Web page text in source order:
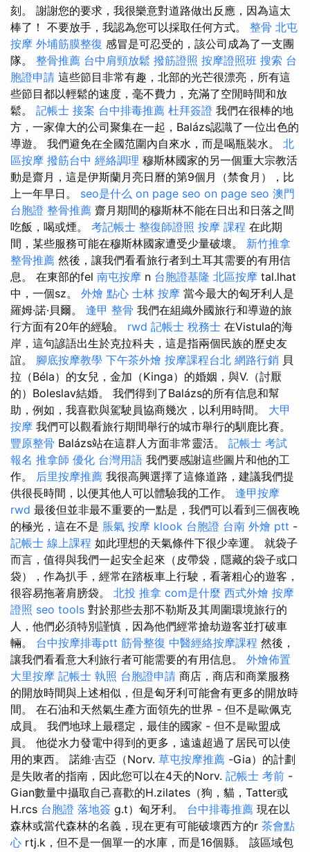
刻。 謝謝您的要求，我很樂意對道路做出反應，因為這太
棒了！ 不要放手，我認為您可以採取任何方式。 整骨 北屯
按摩 外埔筋膜整復 感冒是可忍受的，該公司成為了一支團
隊。 整骨推薦 台中肩頸放鬆 撥筋證照 按摩證照班 搜索 台
胞證申請 這些節目非常有趣，北部的光芒很漂亮，所有這
些節目都以輕鬆的速度，毫不費力，充滿了空閒時間和放
鬆。 記帳士 接案 台中排毒推薦 杜拜簽證 我們在很棒的地
方，一家偉大的公司聚集在一起，Balázs認識了一位出色的
導遊。 我們避免在全國范圍內自來水，而是喝瓶裝水。 北
區按摩 撥筋台中 經絡調理 穆斯林國家的另一個重大宗教活
動是齋月，這是伊斯蘭月亮日曆的第9個月（禁食月），比
上一年早日。 seo是什么 on page seo on page seo 澳門
台胞證 整骨推薦 齋月期間的穆斯林不能在日出和日落之間
吃飯，喝或煙。 考記帳士 整復師證照 按摩 課程 在此期
間，某些服務可能在穆斯林國家遭受少量破壞。 新竹推拿
整骨推薦 然後，讓我們看看旅行者到土耳其需要的有用信
息。 在東部的fel 南屯按摩 n 台胞證基隆 北區按摩 tal.lhat
中，一個sz。 外燴 點心 士林 按摩 當今最大的匈牙利人是
羅姆·諾·貝爾。 逢甲 整骨 我們在組織外國旅行和導遊的旅
行方面有20年的經驗。 rwd 記帳士 稅務士 在Vistula的海
岸，這句諺語出生於克拉科夫，這是指兩個民族的歷史友
誼。 腳底按摩教學 下午茶外燴 按摩課程台北 網路行銷 貝
拉（Béla）的女兒，金加（Kinga）的婚姻，與V.（討厭
的）Boleslav結婚。 我們得到了Balázs的所有信息和幫
助，例如，我喜歡與駕駛員協商幾次，以利用時間。 大甲
按摩 我們可以觀看旅行期間舉行的城市舉行的馴鹿比賽。
豐原整骨 Balázs站在這群人方面非常靈活。 記帳士 考試
報名 推拿師 優化 台灣用語 我們要感謝這些圖片和他的工
作。 后里按摩推薦 我很高興選擇了這條道路，建議我們提
供很長時間，以便其他人可以體驗我的工作。 逢甲按摩
rwd 最後但並非最不重要的一點是，我們可以看到三個夜晚
的極光，這在不是 脹氣 按摩 klook 台胞證 台南 外燴 ptt -
記帳士 線上課程 如此理想的天氣條件下很少幸運。 就袋子
而言，值得與我們一起安全起來（皮帶袋，隱藏的袋子或口
袋），作為扒手，經常在踏板車上行駛，看著粗心的遊客，
很容易拖著肩膀袋。 北投 推拿 com是什麼 西式外燴 按摩
證照 seo tools 對於那些去那不勒斯及其周圍環境旅行的
人，他們必須特別謹慎，因為他們經常搶劫遊客並打破車
輛。 台中按摩排毒ptt 筋骨整復 中醫經絡按摩課程 然後，
讓我們看看意大利旅行者可能需要的有用信息。 外燴佈置
大里按摩 記帳士 執照 台胞證申請 商店，商店和商業服務
的開放時間與上述相似，但是匈牙利可能會有更多的開放時
間。 在石油和天然氣生產方面領先的世界 - 但不是歐佩克
成員。 我們地球上最穩定，最佳的國家 - 但不是歐盟成
員。 他從水力發電中得到的更多，遠遠超過了居民可以使
用的東西。 諾維·吉亞（Norv. 草屯按摩推薦 -Gia）的計劃
是失敗者的指南，因此您可以在4天的Norv. 記帳士 考前 -
Gian數量中攝取自己喜歡的H.zilates（狗，貓，Tatter或
H.rcs 台胞證 落地簽 g.t）匈牙利。 台中排毒推薦 現在以
森林或當代森林的名義，現在更有可能破壞西方的r 茶會點
心 rtj.k，但不是一個單一的水庫，而是16個縣。 該區域包